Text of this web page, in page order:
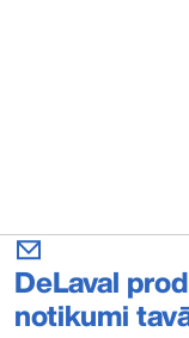
DeLaval
notikumi